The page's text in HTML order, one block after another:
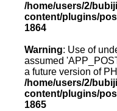
/home/users/2/
content/plugins/
1864
Warning: Use of
assumed
a future version of
/home/users/2/
content/plugins/
1865